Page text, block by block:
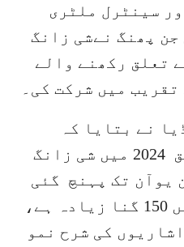
سینٹرل ملٹری
پھنگ نےشی زانگ
تعلق رکھنے والے
میں شرکت کی۔
نے بتایا کہ
اعداد وشمار کے مطابق 2024 میں شی زانگ
پی 276.5 بلین یوآن تک پہنچ گئی
جو 1965 کے مقابلے میں 150 گنا زیادہ ہے،
کی شرح نمو